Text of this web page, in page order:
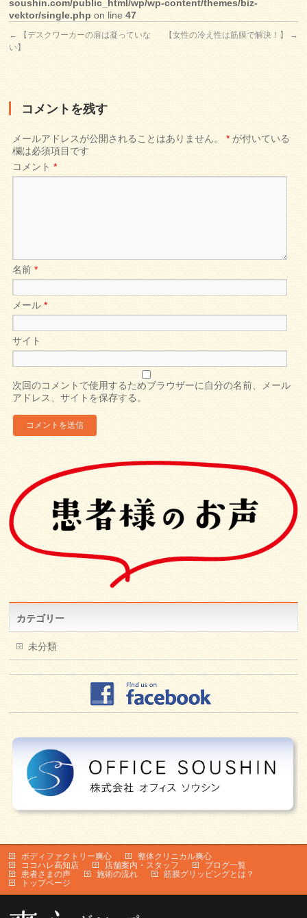
soushin.com/public_html/wp/wp-content/themes/biz-
vektor/single.php on line47
←
【デスクワーカーの肩は凝っていな
い】
【女性の冷え性は筋膜で解決！】 →
コメントを残す
メールアドレスが公開されることはありません。 * が付いている
欄は必須項目です
コメント*
名前*
メール*
サイト
次回のコメントで使用するためブラウザーに自分の名前、メール
アドレス、サイトを保存する。
カテゴリー
未分類
ボディファクトリー爽心
整体クリニカル爽心
ココハレ高知店
店舗案内・スタッフ
ブログ一覧
患者さまの声
施術の流れ
筋膜グリッピングとは？
トップページ